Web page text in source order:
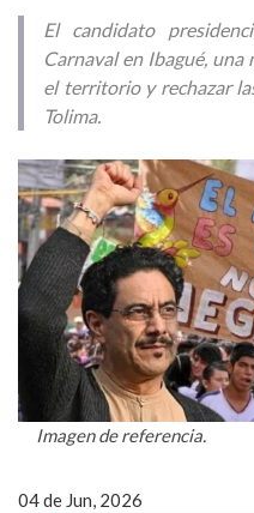
El candidato
Carnaval en Ibagué,
el territorio y rechazar
Tolima.
Imagen de referencia.
04 de Jun, 2026